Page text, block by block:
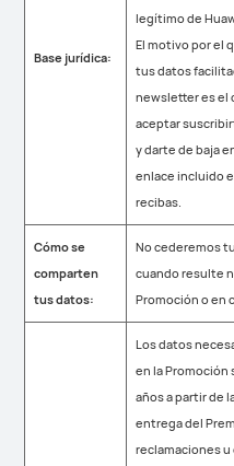
Base jurídica:
legítimo de
El motivo por el
tus datos
newsletter es el
aceptar
y darte de baja
enlace incluido
recibas.
Cómo se
comparten
tus datos:
No cederemos
cuando resulte
Promoción o en
Los datos
en la Promoción
años a partir de
entrega del
reclamaciones